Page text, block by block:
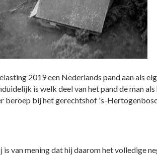
2019 een Nederlands pand aan als
is welk deel van het pand de man
beroep bij het gerechtshof 's-
van mening dat hij daarom het volledige